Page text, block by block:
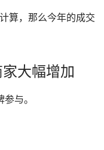
算，那么今年的成交
大幅增加
与。